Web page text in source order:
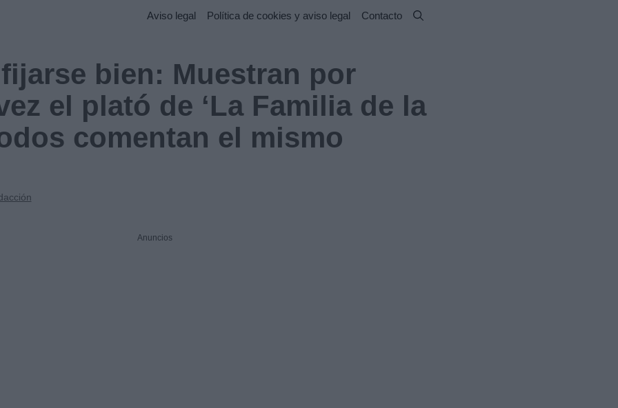
Aviso legal Política de cookies y aviso legal Contacto
bien: Muestran por
el plató de ‘La Familia de la
comentan el mismo
Anuncios